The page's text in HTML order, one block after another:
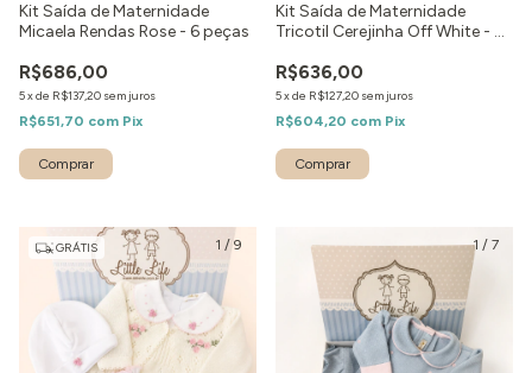
Kit Saída de Maternidade
Micaela Rendas Rose - 6 peças
R$686,00
5xde R$137,20 sem juros
R$651,70 com Pix
Comprar
Kit Saída de Maternidade
Tricotil Cerejinha Off White - 6
R$636,00
5xde R$127,20 sem juros
R$604,20 com Pix
Comprar
1 / 9
GRÁTIS 1 / 7